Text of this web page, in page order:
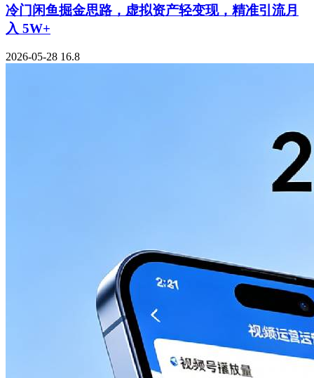
冷门闲鱼掘金思路，虚拟资产轻变现，精准引流月
入 5W+
2026-05-28 16.8